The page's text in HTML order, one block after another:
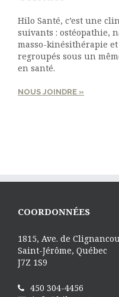
Hilo Santé, c’est une
suivants : ostéopathie,
masso-kinésithérapie
regroupés sous un
en santé.
NOUS JOINDRE »
COORDONNÉES
1815, Ave. de
Saint-Jérôme, Québec
J7Z 1S9
450 304-4456